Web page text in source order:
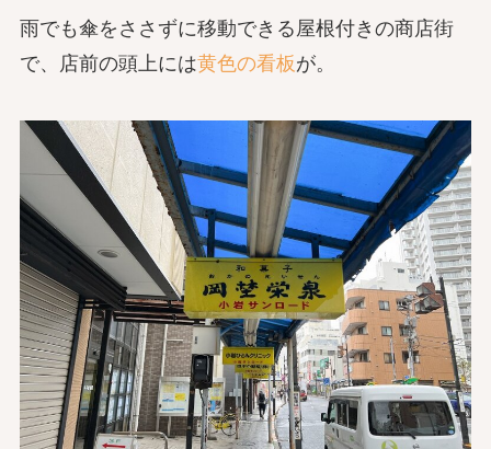
雨でも傘をささずに移動できる屋根付きの商店街
で、店前の頭上には黄色の看板が。